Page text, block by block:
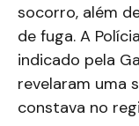
socorro, além
de fuga. A
indicado pela
revelaram uma
constava no